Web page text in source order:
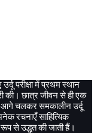
उर्दूपरीक्षामेंप्रथमस्थान
की। छात्रजीवनसेहीएक
आगेचलकरसमकालीनउर्दू
रचनाएँसाहित्यिक
रूपसेउद्धृतकीजातीहैं।